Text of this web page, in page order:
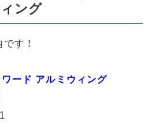
ング
す！
ード アルミウィング